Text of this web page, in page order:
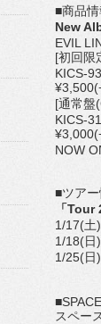
■商品情
New
EVIL
[初回限
KICS-
[通常盤
KICS-
NOW
■ツア
「
1/17(土
1/18(日
1/25(日
スペー